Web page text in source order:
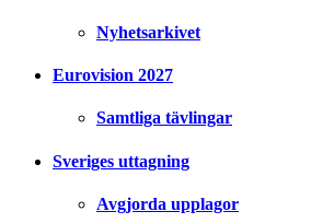
Nyhetsarkivet
Eurovision 2027
Samtliga tävlingar
Sveriges uttagning
Avgjorda upplagor